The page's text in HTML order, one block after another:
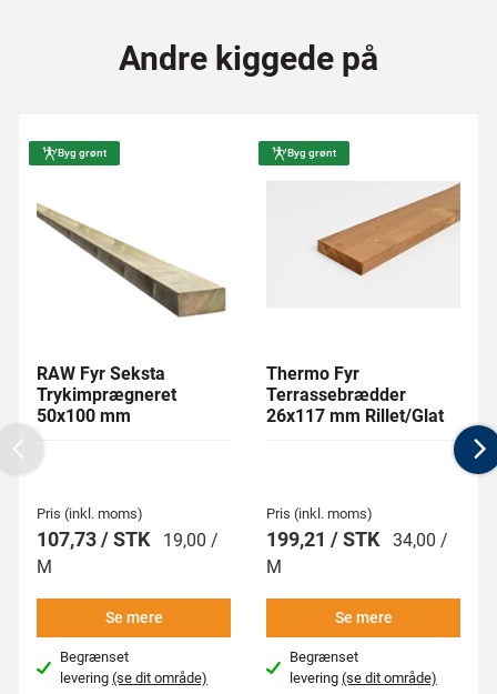
Andre kiggede på
Byg grønt
RAW Fyr Seksta
Trykimprægneret
50x100 mm
Pris (inkl. moms)
107,73 / STK
19,00 /
M
Se mere
Begrænset
levering(se dit område)
Byg grønt
Thermo Fyr
Terrassebrædder
26x117 mm Rillet/Glat
Pris (inkl. moms)
199,21 / STK 34,00 /
M
Se mere
Begrænset
levering(se dit område)
Previous